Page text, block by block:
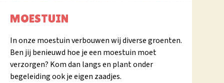
MOESTUIN
In onze moestuin verbouwen wij diverse groenten.
Ben jij benieuwd hoe je een moestuin moet
verzorgen? Kom dan langs en plant onder
begeleiding ook je eigen zaadjes.